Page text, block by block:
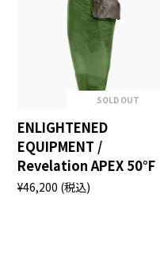
SOLD OUT
ENLIGHTENED
EQUIPMENT /
Revelation APEX 50°F
¥46,200 (税込)